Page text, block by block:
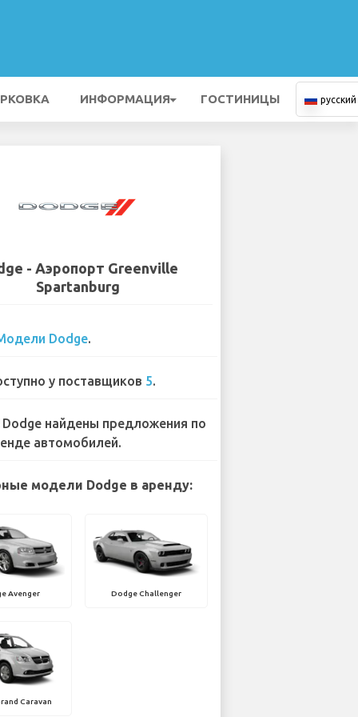
ИНФОРМАЦИЯ ГОСТИНИЦЫ русский
- Аэропорт Greenville
Spartanburg
Dodge.
у поставщиков 5.
Dodge найдены предложения по
автомобилей.
модели Dodge в аренду:
Avenger Dodge Challenger
Caravan